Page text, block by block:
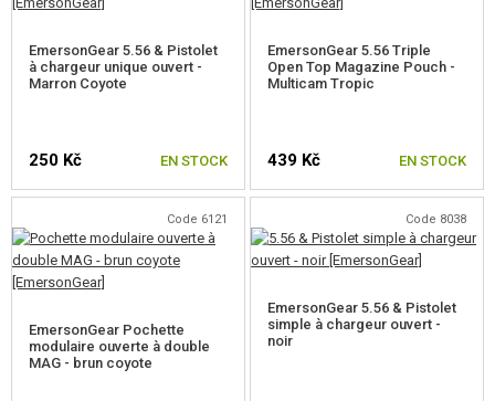
ARTICLES PROMOTIONNELS
NOUVEAUTÉS
PROMOTION
CONTACTEZ NOUS
EmersonGear 5.56 & Pistolet
à chargeur unique ouvert -
Marron Coyote
250 Kč EN STOCK
EmersonGear 5.56 Triple
Open Top Magazine Pouch -
Multicam Tropic
439 Kč EN STOCK
Code 6121
EmersonGear Pochette
modulaire ouverte à double
MAG - brun coyote
Code 8038
EmersonGear 5.56 & Pistolet
simple à chargeur ouvert -
noir